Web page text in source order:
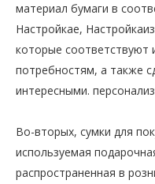
материал бумаги в
Настройкае,
которые
потребностям, а также
интересными.
Во-вторых, сумки для
используемая
распространенная в